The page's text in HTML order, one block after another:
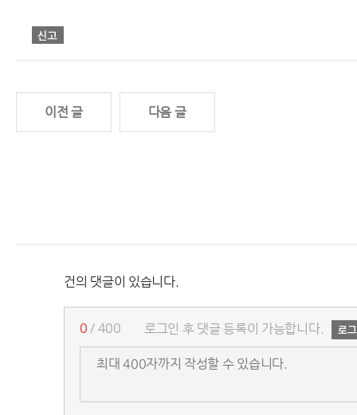
이전 글 다음 글
건의 댓글이 있습니다.
로그인 후 댓글 등록이 가능합니다.
0 / 400